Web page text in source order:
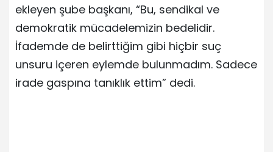
ekleyen şube başkanı, “Bu, sendikal ve
demokratik mücadelemizin bedelidir.
İfademde de belirttiğim gibi hiçbir suç
unsuru içeren eylemde bulunmadım. Sadece
irade gaspına tanıklık ettim” dedi.